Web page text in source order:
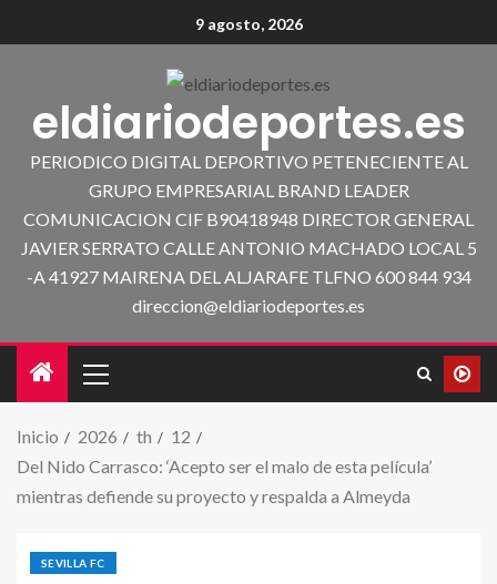
9 agosto, 2026
eldiariodeportes.es
PERIODICO DIGITAL DEPORTIVO PETENECIENTE AL
GRUPO EMPRESARIAL BRAND LEADER
COMUNICACION CIF B90418948 DIRECTOR GENERAL
JAVIER SERRATO CALLE ANTONIO MACHADO LOCAL 5
-A 41927 MAIRENA DEL ALJARAFE TLFNO 600 844 934
direccion@eldiariodeportes.es
Inicio 2026 th
12
Del Nido Carrasco: ‘Acepto ser el malo de esta película’
mientras defiende su proyecto y respalda a Almeyda
SEVILLA FC